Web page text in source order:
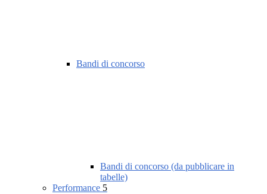
Bandi di concorso
Bandi di concorso (da pubblicare in
tabelle)
Performance 5